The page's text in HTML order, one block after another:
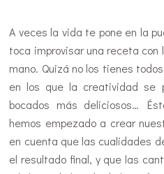
A veces la vida te pone en la
toca improvisar una receta
mano. Quizá no los tienes
en los que la creatividad se
bocados más deliciosos…
hemos empezado a crear
en cuenta que las cualidades
el resultado final, y que las